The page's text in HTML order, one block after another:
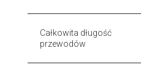
Całkowita długość
przewodów